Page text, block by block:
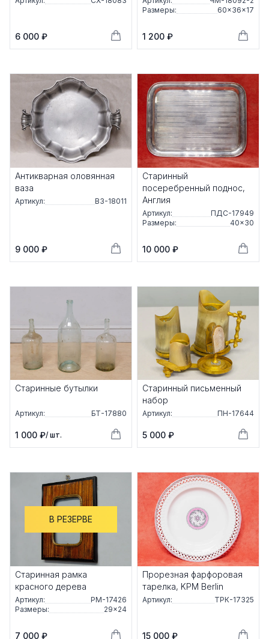
6 000 ₽
Размеры:
60×36×17
1 200 ₽
Антикварная оловянная
ваза
Артикул: ВЗ-18011
9 000 ₽
Старинный
посеребренный поднос,
Англия
Артикул:
ПДС-17949
Размеры:
40×30
10 000 ₽
Старинные бутылки
Артикул: БТ-17880
1 000 ₽/ шт.
Старинный письменный
набор
Артикул: ПН-17644
5 000 ₽
В РЕЗЕРВЕ
Старинная рамка
красного дерева
Артикул:
РМ-17426
Размеры:
29×24
7 000 ₽
Прорезная фарфоровая
тарелка, KPM Berlin
Артикул: ТРК-17325
15 000 ₽